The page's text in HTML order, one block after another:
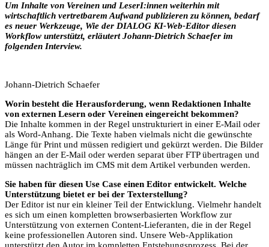
Um Inhalte von Vereinen und LeserI:innen weiterhin mit
wirtschaftlich vertretbarem Aufwand publizieren zu können, bedarf
es neuer Werkzeuge, Wie der DIALOG KI-Web-Editor diesen
Workflow unterstützt, erläutert Johann-Dietrich Schaefer im
folgenden Interview.
Johann-Dietrich Schaefer
Worin besteht die Herausforderung, wenn Redaktionen Inhalte
von externen Lesern oder Vereinen eingereicht bekommen?
Die Inhalte kommen in der Regel unstrukturiert in einer E-Mail oder
als Word-Anhang. Die Texte haben vielmals nicht die gewünschte
Länge für Print und müssen redigiert und gekürzt werden. Die Bilder
hängen an der E-Mail oder werden separat über FTP übertragen und
müssen nachträglich im CMS mit dem Artikel verbunden werden.
Sie haben für diesen Use Case einen Editor entwickelt. Welche
Unterstützung bietet er bei der Texterstellung?
Der Editor ist nur ein kleiner Teil der Entwicklung. Vielmehr handelt
es sich um einen kompletten browserbasierten Workflow zur
Unterstützung von externen Content-Lieferanten, die in der Regel
keine professionellen Autoren sind. Unsere Web-Applikation